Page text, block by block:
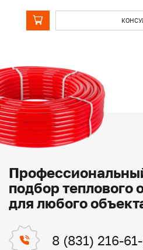
подбор теплового
для любого
8 (831) 216-